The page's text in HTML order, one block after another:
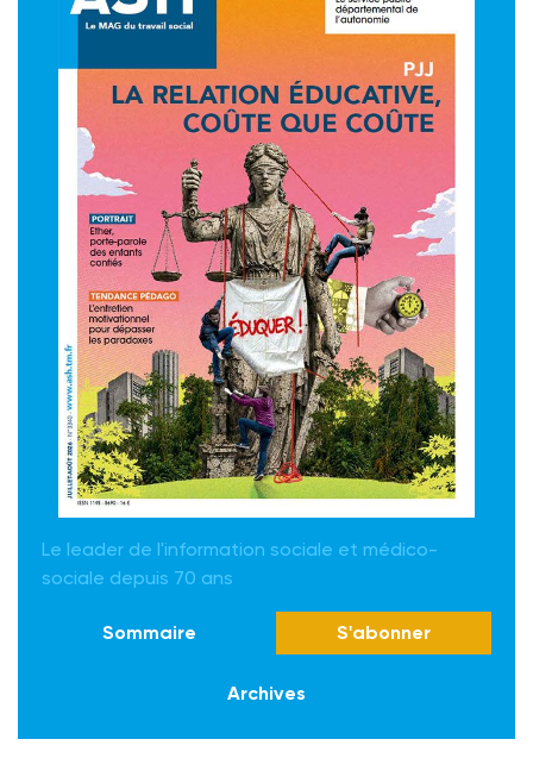
Le leader de l'information sociale et médico-
sociale depuis 70 ans
Sommaire S'abonner
Archives